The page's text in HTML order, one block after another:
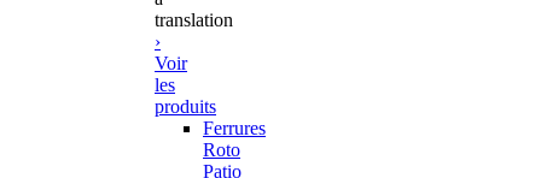
translation
›
Voir
les
produits
Ferrures
Roto
Patio